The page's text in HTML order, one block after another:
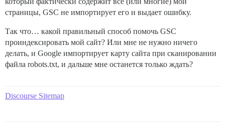
страницы, GSC не импортирует его и выдает ошибку.
Так что… какой правильный способ помочь GSC
проиндексировать мой сайт? Или мне не нужно ничего
делать, и Google импортирует карту сайта при сканировании
файла robots.txt, и дальше мне останется только ждать?
Discourse Sitemap